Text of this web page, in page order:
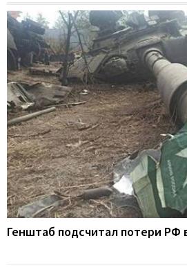
Генштаб подсчитал потери РФ